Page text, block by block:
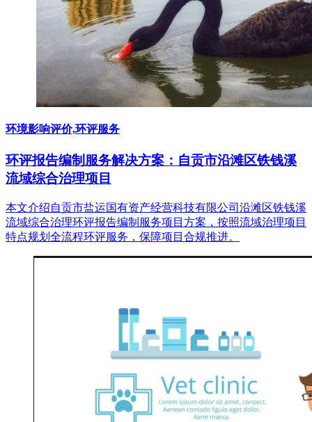
环境影响评价,环评服务
环评报告编制服务解决方案：自贡市沿滩区铁钱溪
流域综合治理项目
本文介绍自贡市盐运国有资产经营科技有限公司沿滩区铁钱溪
流域综合治理环评报告编制服务项目方案，按照流域治理项目
特点规划全流程环评服务，保障项目合规推进。